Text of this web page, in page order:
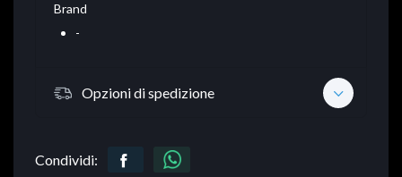
Brand
-
Opzioni di spedizione
Condividi: